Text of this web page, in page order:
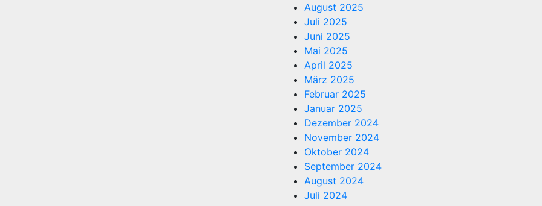
August 2025
Juli 2025
Juni 2025
Mai 2025
April 2025
März 2025
Februar 2025
Januar 2025
Dezember 2024
November 2024
Oktober 2024
September 2024
August 2024
Juli 2024